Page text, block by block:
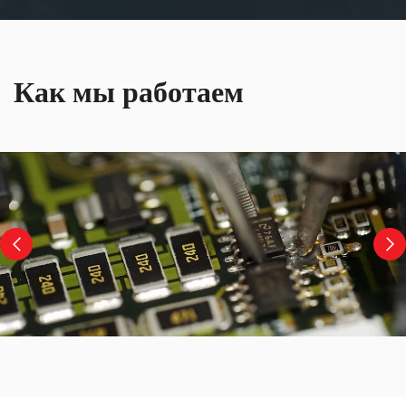
Как мы работаем